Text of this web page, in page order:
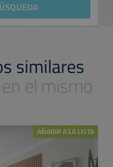
similares
el mismo
AÑADIR A LA LISTA